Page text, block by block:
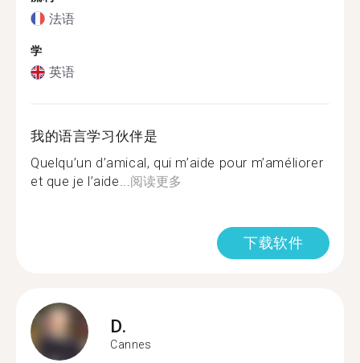
法语
学
英语
我的语言学习伙伴是
Quelqu’un d’amical, qui m’aide pour m’améliorer
et que je l’aide...阅读更多
下载软件
D.
Cannes